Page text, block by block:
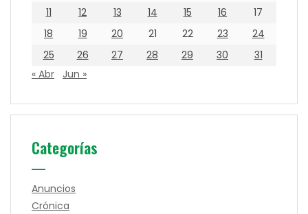
11
12 13 14 15 16
17
18
19 20 21 22 23
24
25
26 27 28 29 30
31
« Abr
Jun »
Categorías
Anuncios
Crónica